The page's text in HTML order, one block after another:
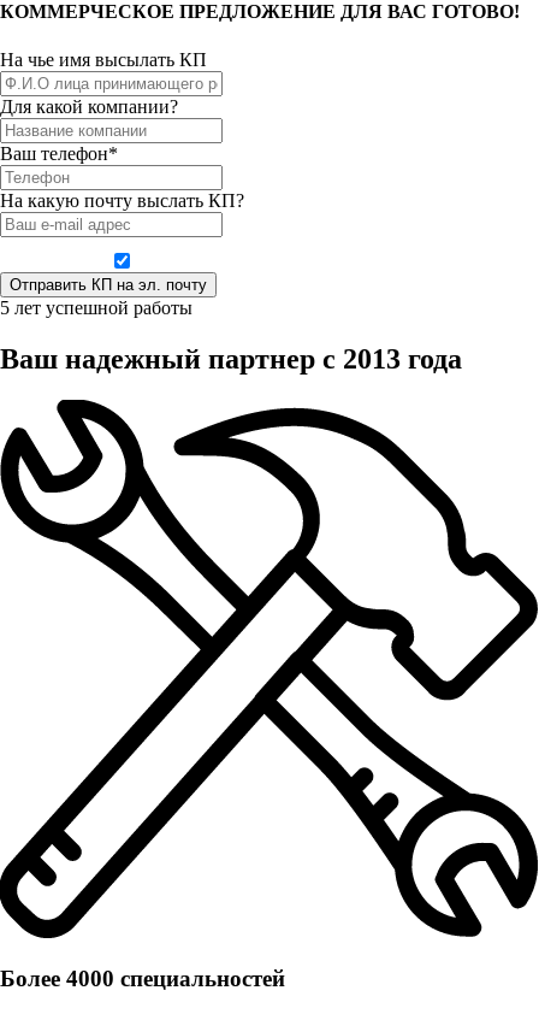
КОММЕРЧЕСКОЕ ПРЕДЛОЖЕНИЕ ДЛЯ ВАС ГОТОВО!
На чье имя высылать КП
Для какой компании?
Ваш телефон*
На какую почту выслать КП?
5 лет успешной работы
Ваш надежный партнер с 2013 года
Более 4000 специальностей